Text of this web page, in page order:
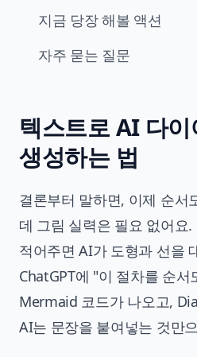
지금 당장 해볼 액션
자주 묻는 질문
텍스트로 AI 다
생성하는 법
결론부터 말하면, 이제 순서
데 그림 실력은 필요 없어요
적어주면 AI가 도형과 선을
ChatGPT에 "이 절차를 순
Mermaid 코드가 나오고,
AI는 문장을 붙여넣는 것만